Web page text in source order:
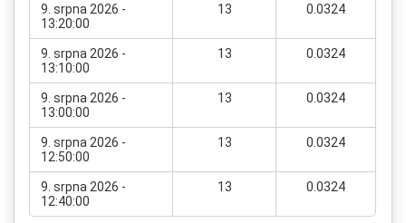
9. srpna 2026 -
13:20:00
13 0.0324
9. srpna 2026 -
13:10:00
13 0.0324
9. srpna 2026 -
13:00:00
13 0.0324
9. srpna 2026 -
12:50:00
13 0.0324
9. srpna 2026 -
12:40:00
13 0.0324